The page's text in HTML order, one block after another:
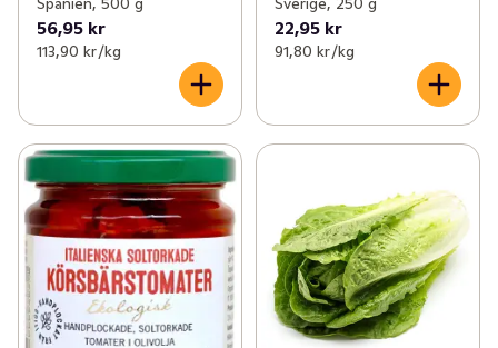
56,95 kr
113,90 kr /kg
22,95 kr
91,80 kr /kg